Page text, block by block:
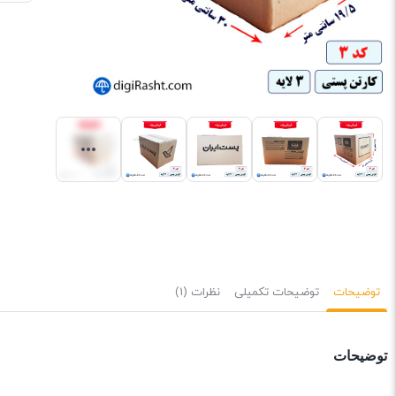
توضیحات توضیحات تکمیلی نظرات (1)
توضیحات